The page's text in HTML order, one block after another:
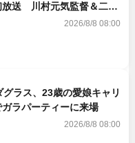
放送 川村元気監督＆二宮
2026/8/8 08:00
ラス、23歳の愛娘キャリ
ラパーティーに来場
2026/8/8 08:00